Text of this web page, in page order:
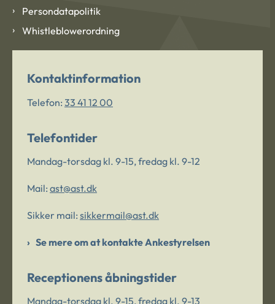
Persondatapolitik
Whistleblowerordning
Kontaktinformation
Telefon: 33 41 12 00
Telefontider
Mandag-torsdag kl. 9-15, fredag kl. 9-12
Mail: ast@ast.dk
Sikker mail: sikkermail@ast.dk
Se mere om at kontakte Ankestyrelsen
Receptionens åbningstider
Mandag-torsdag kl. 9-15, fredag kl. 9-13